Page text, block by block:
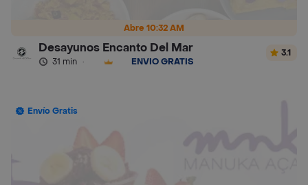
Abre 10:32 AM
Desayunos Encanto Del Mar
31 min · ENVÍO GRATIS
3.1
Envío Gratis